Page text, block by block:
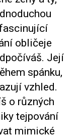
obličeje
Její
spánku,
vzhled.
o různých
tejpování
mimické